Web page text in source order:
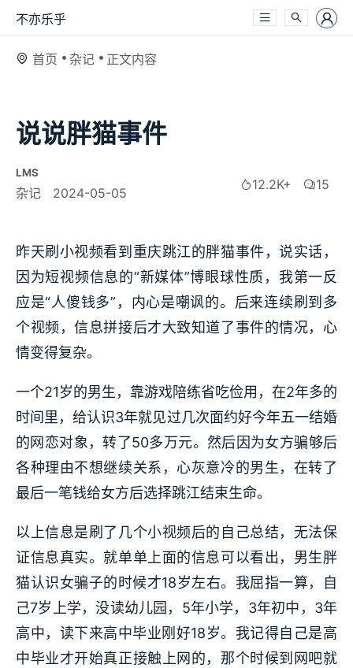
不亦乐乎
首页 杂记 正文内容
说说胖猫事件
LMS
杂记 2024-05-05
12.2K+ 15
昨天刷小视频看到重庆跳江的胖猫事件，说实话，
因为短视频信息的“新媒体”博眼球性质，我第一反
应是“人傻钱多”，内心是嘲讽的。后来连续刷到多
个视频，信息拼接后才大致知道了事件的情况，心
情变得复杂。
一个21岁的男生，靠游戏陪练省吃俭用，在2年多的
时间里，给认识3年就见过几次面约好今年五一结婚
的网恋对象，转了50多万元。然后因为女方骗够后
各种理由不想继续关系，心灰意冷的男生，在转了
最后一笔钱给女方后选择跳江结束生命。
以上信息是刷了几个小视频后的自己总结，无法保
证信息真实。就单单上面的信息可以看出，男生胖
猫认识女骗子的时候才18岁左右。我屈指一算，自
己7岁上学，没读幼儿园，5年小学，3年初中，3年
高中，读下来高中毕业刚好18岁。我记得自己是高
中毕业才开始真正接触上网的，那个时候到网吧就